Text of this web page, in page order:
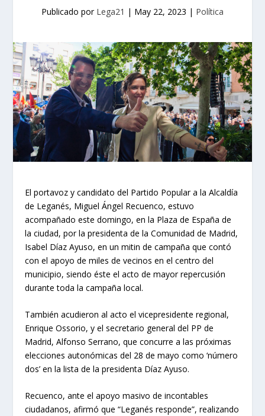
Publicado por Lega21 | May 22, 2023 | Política
El portavoz y candidato del Partido Popular a la Alcaldía
de Leganés, Miguel Ángel Recuenco, estuvo
acompañado este domingo, en la Plaza de España de
la ciudad, por la presidenta de la Comunidad de Madrid,
Isabel Díaz Ayuso, en un mitin de campaña que contó
con el apoyo de miles de vecinos en el centro del
municipio, siendo éste el acto de mayor repercusión
durante toda la campaña local.
También acudieron al acto el vicepresidente regional,
Enrique Ossorio, y el secretario general del PP de
Madrid, Alfonso Serrano, que concurre a las próximas
elecciones autonómicas del 28 de mayo como ‘número
dos’ en la lista de la presidenta Díaz Ayuso.
Recuenco, ante el apoyo masivo de incontables
ciudadanos, afirmó que “Leganés responde”, realizando